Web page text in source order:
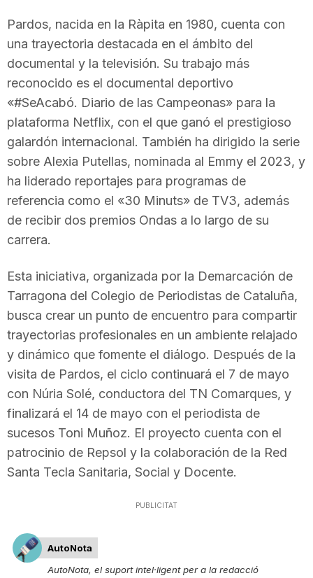
n
a
Pardos, nacida en la Ràpita en 1980, cuenta con
una trayectoria destacada en el ámbito del
documental y la televisión. Su trabajo más
reconocido es el documental deportivo
«#SeAcabó. Diario de las Campeonas» para la
plataforma Netflix, con el que ganó el prestigioso
galardón internacional. También ha dirigido la serie
sobre Alexia Putellas, nominada al Emmy el 2023, y
ha liderado reportajes para programas de
referencia como el «30 Minuts» de TV3, además
de recibir dos premios Ondas a lo largo de su
carrera.
Esta iniciativa, organizada por la Demarcación de
Tarragona del Colegio de Periodistas de Cataluña,
busca crear un punto de encuentro para compartir
trayectorias profesionales en un ambiente relajado
y dinámico que fomente el diálogo. Después de la
visita de Pardos, el ciclo continuará el 7 de mayo
con Núria Solé, conductora del TN Comarques, y
finalizará el 14 de mayo con el periodista de
sucesos Toni Muñoz. El proyecto cuenta con el
patrocinio de Repsol y la colaboración de la Red
Santa Tecla Sanitaria, Social y Docente.
PUBLICITAT
AutoNota
AutoNota, el suport intel·ligent per a la redacció